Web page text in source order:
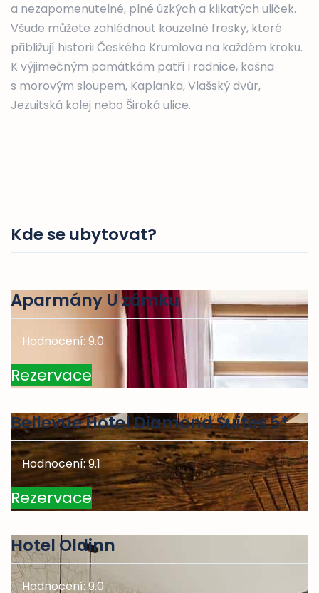
a nezapomenutelné, plné úzkých a klikatých uliček.
Všude můžete zahlédnout kouzelné fresky, které
přibližují historii Českého Krumlova na každém kroku.
K výjimečným památkám patří i radnice, kašna
s morovým sloupem, Kaplanka, Vlašský dvůr,
Jezuitská kolej nebo Široká ulice.
Kde se ubytovat?
Aparmány U zámku
Hodnocení: 9.0
Rezervace
Bellevue Hotel Diamond Suites 5*
Hodnocení: 9.1
Rezervace
Hotel Oldinn
Hodnocení: 9.0